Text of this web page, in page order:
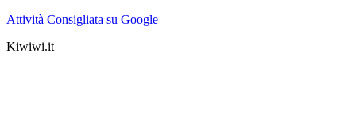
Attività Consigliata su Google
Kiwiwi.it